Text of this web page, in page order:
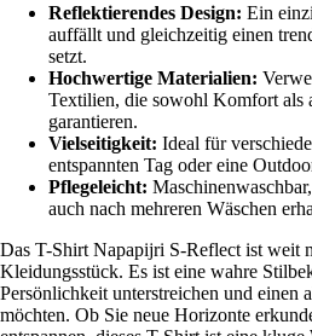
Reflektierendes Design: Ein
auffällt und gleichzeitig einen
setzt.
Hochwertige Materialien:
Textilien, die sowohl Komfort als
garantieren.
Vielseitigkeit: Ideal für
entspannten Tag oder eine
Pflegeleicht:
auch nach mehreren Wäschen
Das T-Shirt Napapijri S-Reflect ist weit
Kleidungsstück. Es ist eine wahre
Persönlichkeit unterstreichen und einen
möchten. Ob Sie neue Horizonte